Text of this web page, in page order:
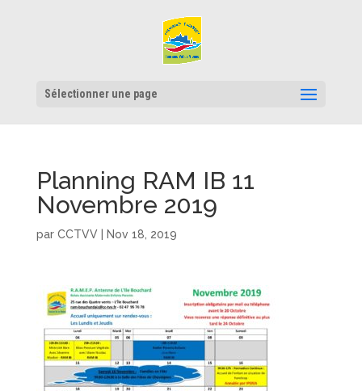
Sélectionner une page
Planning RAM IB 11
Novembre 2019
par CCTVV| Nov 18, 2019